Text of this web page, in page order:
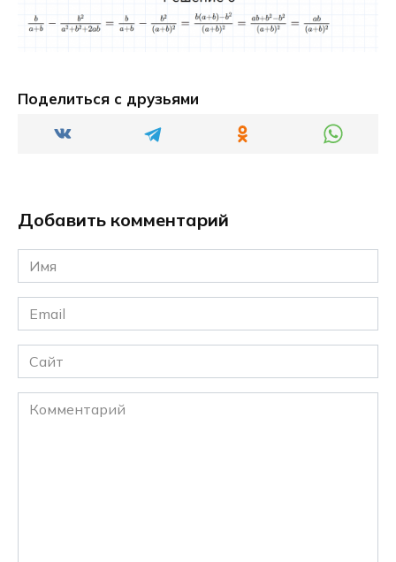
Поделиться с друзьями
Добавить комментарий
Имя
*
Email
*
Сайт
Комментарий